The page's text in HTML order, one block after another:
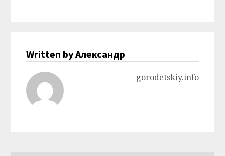
Written by Александр
gorodetskiy.info